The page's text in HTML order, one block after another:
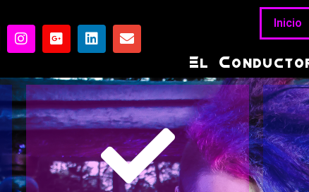
Inicio
El
eventos masivos con una
gran trayectoria, ha
producido contenidos para
cine, radio, televisión, web.